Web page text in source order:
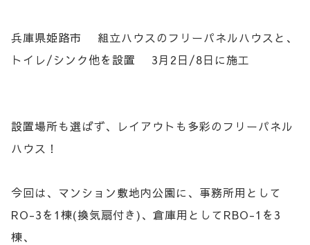
兵庫県姫路市 組立ハウスのフリーパネルハウスと、
トイレ/シンク他を設置 3月2日/8日に施工
設置場所も選ばず、レイアウトも多彩のフリーパネル
ハウス！
今回は、マンション敷地内公園に、事務所用として
RO-3を1棟(換気扇付き)、倉庫用としてRBO-1を3
棟、